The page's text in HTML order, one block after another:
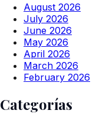
August 2026
July 2026
June 2026
May 2026
April 2026
March 2026
February 2026
Categorías